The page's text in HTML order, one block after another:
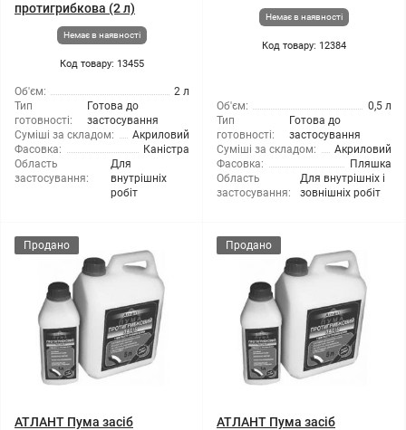
протигрибкова (2 л)
Немає в наявності
Код товару: 13455
Об'єм:
2 л
Тип
готовності:
Готова до
застосування
Суміші за складом:
Акриловий
Фасовка:
Каністра
Область
застосування:
Для
внутрішніх
робіт
Немає в наявності
Код товару: 12384
Об'єм:
0,5 л
Тип
готовності:
Готова до
застосування
Суміші за складом:
Акриловий
Фасовка:
Пляшка
Область
застосування:
Для внутрішніх і
зовнішніх робіт
Продано
АТЛАНТ Пума засіб
Продано
АТЛАНТ Пума засіб